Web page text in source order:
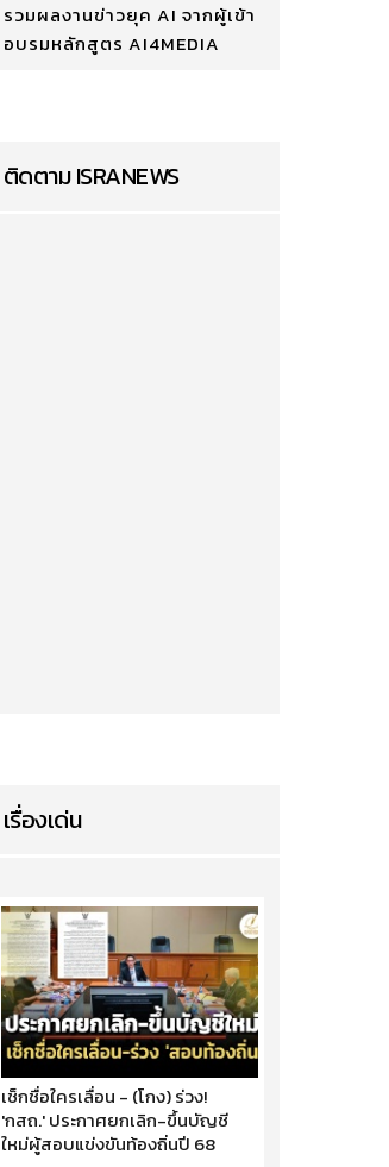
รวมผลงานข่าวยุค AI จากผู้เข้า
อบรมหลักสูตร AI4MEDIA
ติดตาม ISRANEWS
เรื่องเด่น
เช็กชื่อใครเลื่อน - (โกง) ร่วง!
'กสถ.' ประกาศยกเลิก-ขึ้นบัญชี
ใหม่ผู้สอบแข่งขันท้องถิ่นปี 68